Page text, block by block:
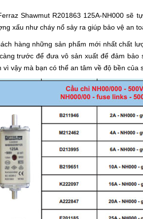
Shawmut R201863 125A-NH000 sẽ
xấu như cháy nổ sảy ra giúp bảo vệ an
hàng những sản phẩm mới nhất chất
trước để đưa vô sản xuất để đảm
vậy mà bạn có thể an tâm về độ bền của